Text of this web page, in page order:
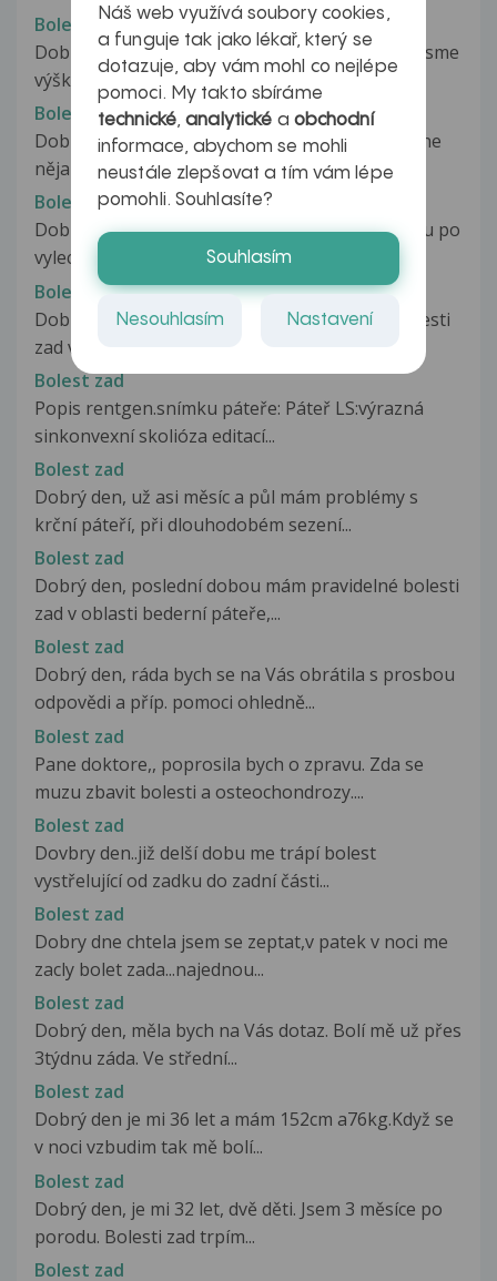
Bolest zad
Dobrý den, dnes jsem byla v atletice. A skákaly jsme
výšku samozřejmě sme měli...
Bolest zad
Dobrý den, už několik měsíců mě boli zadá ale ne
nějak moc, a včera mě tedy...
Bolest zad
Dobry den,mam otazku mela sem zanet mocaku po
vyleceni atb se mi to moc nezlepsilo....
Bolest zad
Dobrý den, je mi 38 let, muž. Po asi měsíční bolesti
zad v oblasti SI skloubení...
Bolest zad
Popis rentgen.snímku páteře: Páteř LS:výrazná
sinkonvexní skolióza editací...
Bolest zad
Dobrý den, už asi měsíc a půl mám problémy s
krční páteří, při dlouhodobém sezení...
Bolest zad
Dobrý den, poslední dobou mám pravidelné bolesti
zad v oblasti bederní páteře,...
Bolest zad
Dobrý den, ráda bych se na Vás obrátila s prosbou
odpovědi a příp. pomoci ohledně...
Bolest zad
Pane doktore,, poprosila bych o zpravu. Zda se
muzu zbavit bolesti a osteochondrozy....
Bolest zad
Dovbry den..již delší dobu me trápí bolest
vystřelující od zadku do zadní části...
Bolest zad
Dobry dne chtela jsem se zeptat,v patek v noci me
zacly bolet zada...najednou...
Bolest zad
Dobrý den, měla bych na Vás dotaz. Bolí mě už přes
3týdnu záda. Ve střední...
Bolest zad
Dobrý den je mi 36 let a mám 152cm a76kg.Když se
v noci vzbudim tak mě bolí...
Bolest zad
Dobrý den, je mi 32 let, dvě děti. Jsem 3 měsíce po
porodu. Bolesti zad trpím...
Bolest zad
Náš web využívá soubory cookies,
a funguje tak jako lékař, který se
dotazuje, aby vám mohl co nejlépe
pomoci. My takto sbíráme
technické,analytické a obchodní
informace, abychom se mohli
neustále zlepšovat a tím vám lépe
pomohli. Souhlasíte?
Souhlasím
Nesouhlasím Nastavení